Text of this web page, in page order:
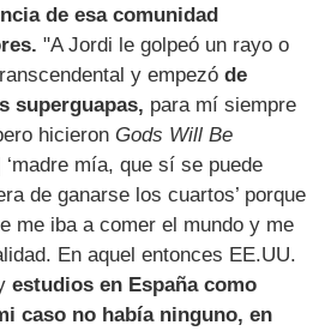
de esa comunidad
"A Jordi le golpeó un rayo o
y empezó de
superguapas, para mí siempre
hicieronGods Will Be
mía, que sí se puede
de ganarse los cuartos’ porque
me iba a comer el mundo y me
En aquel entonces EE.UU.
estudios en España como
caso no había ninguno, en